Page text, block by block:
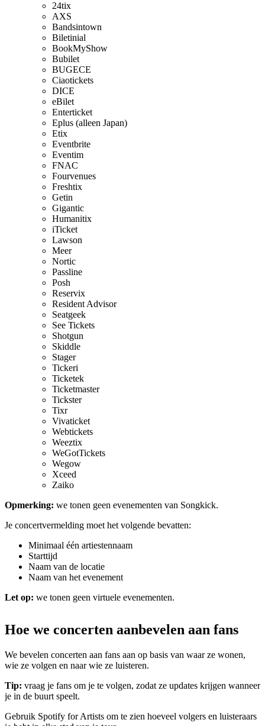
24tix
AXS
Bandsintown
Biletinial
BookMyShow
Bubilet
BUGECE
Ciaotickets
DICE
eBilet
Enterticket
Eplus (alleen Japan)
Etix
Eventbrite
Eventim
FNAC
Fourvenues
Freshtix
Getin
Gigantic
Humanitix
iTicket
Lawson
Meer
Nortic
Passline
Posh
Reservix
Resident Advisor
Seatgeek
See Tickets
Shotgun
Skiddle
Stager
Tickeri
Ticketek
Ticketmaster
Tickster
Tixr
Vivaticket
Webtickets
Weeztix
WeGotTickets
Wegow
Xceed
Zaiko
Opmerking: we tonen geen evenementen van Songkick.
Je concertvermelding moet het volgende bevatten:
Minimaal één artiestennaam
Starttijd
Naam van de locatie
Naam van het evenement
Let op: we tonen geen virtuele evenementen.
Hoe we concerten aanbevelen aan fans
We bevelen concerten aan fans aan op basis van waar ze wonen,
wie ze volgen en naar wie ze luisteren.
Tip: vraag je fans om je te volgen, zodat ze updates krijgen wanneer
je in de buurt speelt.
Gebruik Spotify for Artists om te zien hoeveel volgers en luisteraars